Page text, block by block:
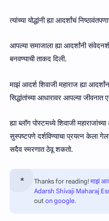
त्यांच्या योद्धांनी ह्या आदर्शांचं
आपल्या समाजाला ह्या आदर्शांनी
बनवण्याची ताकद दिली.
माझं आदर्श शिवाजी महाराज ह्या
सिद्धांतांच्या आधारावर आपल्या
ह्या ब्लॉग पोस्टमध्ये शिवाजी
सुस्पष्टपणे दर्शविण्याचा प्रयत्न केला
सदैव स्मरणात ठेवू शकतो.
Thanks for reading!माझं
Adarsh Shivaji Maharaj
outon google.